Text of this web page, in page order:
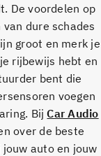
De voordelen op
dure schades
groot en merk je
rijbewijs hebt en
bent die
voegen
BijCar Audio
over de beste
auto en jouw